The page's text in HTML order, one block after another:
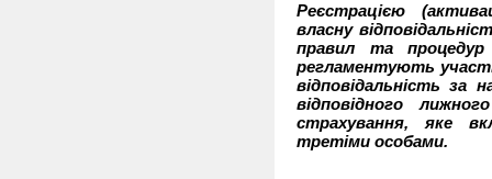
Реєстрацією
власну
правил та процедур
регламентують
відповідальність за
відповідного
страхування, яке
третіми особами.